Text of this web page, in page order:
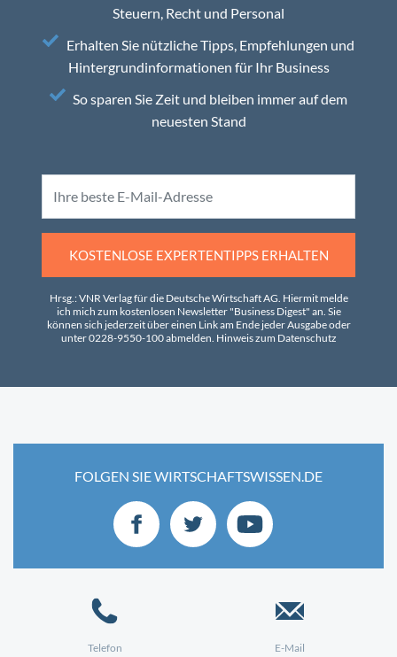
Steuern, Recht und Personal
Erhalten Sie nützliche Tipps, Empfehlungen und
Hintergrundinformationen für Ihr Business
So sparen Sie Zeit und bleiben immer auf dem
neuesten Stand
KOSTENLOSE EXPERTENTIPPS ERHALTEN
Hrsg.: VNR Verlag für die Deutsche Wirtschaft AG. Hiermit melde
ich mich zum kostenlosen Newsletter "Business Digest" an. Sie
können sich jederzeit über einen Link am Ende jeder Ausgabe oder
unter 0228-9550-100 abmelden. Hinweis zum Datenschutz
FOLGEN SIE WIRTSCHAFTSWISSEN.DE
Telefon E-Mail